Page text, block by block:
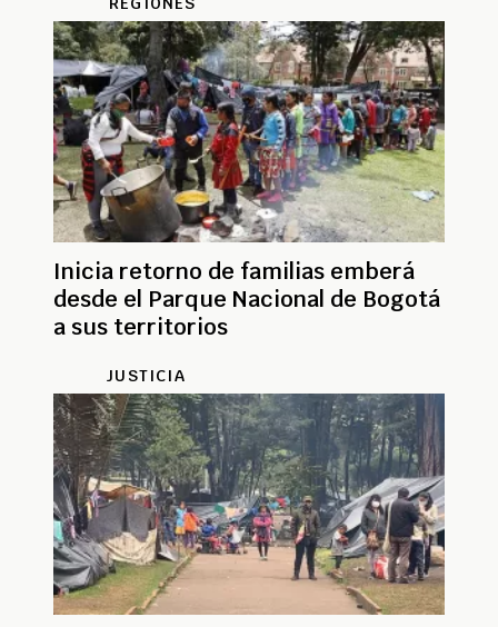
Inicia retorno de familias emberá
desde el Parque Nacional de Bogotá
a sus territorios
JUSTICIA